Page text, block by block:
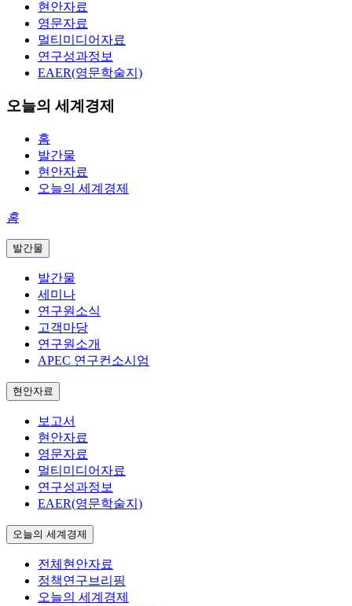
현안자료
영문자료
멀티미디어자료
연구성과정보
EAER(영문학술지)
오늘의 세계경제
홈
발간물
현안자료
오늘의 세계경제
홈
발간물
발간물
세미나
연구원소식
고객마당
연구원소개
APEC 연구컨소시엄
현안자료
보고서
현안자료
영문자료
멀티미디어자료
연구성과정보
EAER(영문학술지)
오늘의 세계경제
전체현안자료
정책연구브리핑
오늘의 세계경제